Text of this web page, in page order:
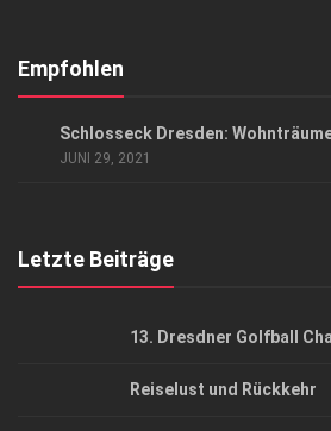
Kontakt, Impressum
Empfohlen
Schlosseck Dresden:
JUNI 29, 2021
Letzte Beiträge
13. Dresdner Golfball
Reiselust und Rückkehr